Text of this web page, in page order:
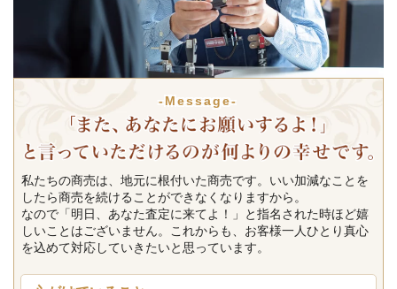
-Message-
私たちの商売は、地元に根付いた商売です。いい加減なことを
したら商売を続けることができなくなりますから。
なので「明日、あなた査定に来てよ！」と指名された時ほど嬉
しいことはございません。これからも、お客様一人ひとり真心
を込めて対応していきたいと思っています。